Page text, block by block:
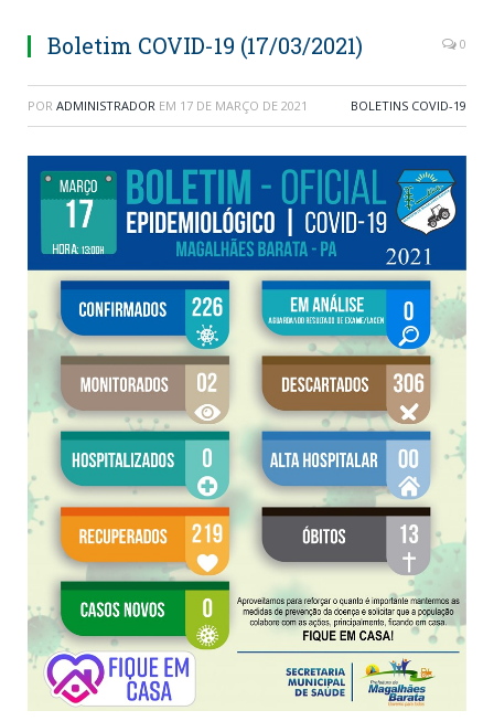
Boletim COVID-19 (17/03/2021) 0
POR ADMINISTRADOR EM 17 DE MARÇO DE 2021 BOLETINS COVID-19